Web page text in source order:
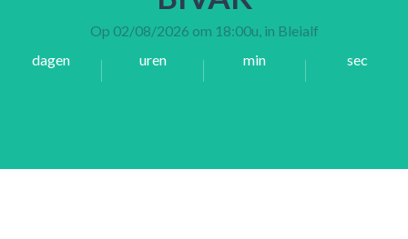
Op 02/08/2026 om 18:00u, in Bleialf
dagen
uren min sec